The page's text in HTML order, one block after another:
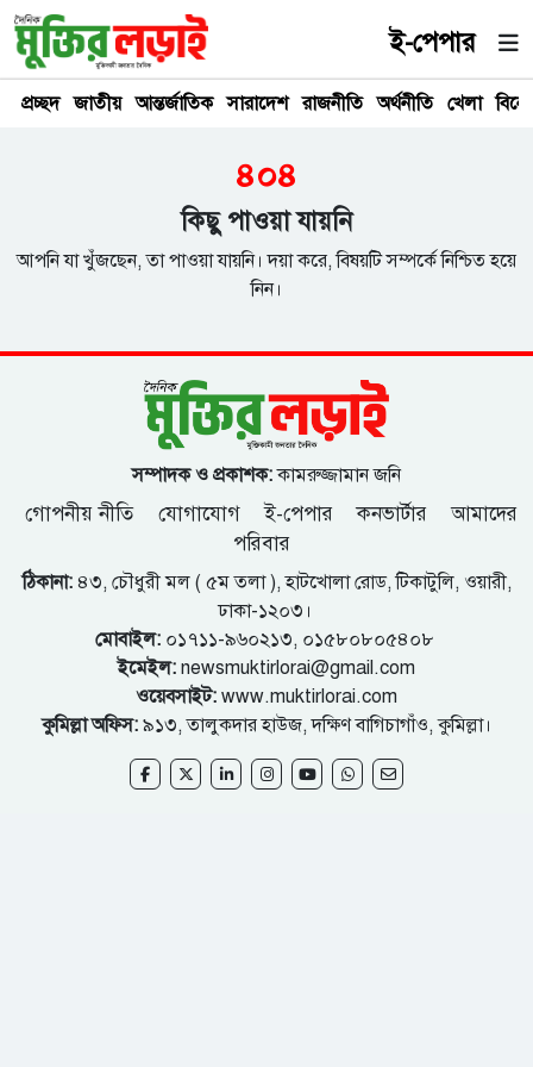
ই-পেপার
প্রচ্ছদ জাতীয় আন্তর্জাতিক সারাদেশ রাজনীতি অর্থনীতি খেলা
৪০৪
কিছু পাওয়া যায়নি
আপনি যা খুঁজছেন, তা পাওয়া যায়নি। দয়া করে, বিষয়টি সম্পর্কে নিশ্চিত হয়ে
নিন।
সম্পাদক ও প্রকাশক:কামরুজ্জামান জনি
গোপনীয় নীতি যোগাযোগ ই-পেপার কনভার্টার
আমাদের
পরিবার
ঠিকানা:৪৩, চৌধুরী মল ( ৫ম তলা ), হাটখোলা রোড, টিকাটুলি, ওয়ারী,
ঢাকা-১২০৩।
মোবাইল:০১৭১১-৯৬০২১৩, ০১৫৮০৮০৫৪০৮
ইমেইল: newsmuktirlorai@gmail.com
ওয়েবসাইট: www.muktirlorai.com
কুমিল্লা অফিস: ৯১৩, তালুকদার হাউজ, দক্ষিণ বাগিচাগাঁও, কুমিল্লা।